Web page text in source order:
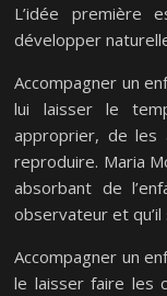
L’idée première
développer
Accompagner un
lui laisser le
approprier, de les
reproduire. Maria
absorbant de
observateur et qu’il
Accompagner un
le laisser faire les